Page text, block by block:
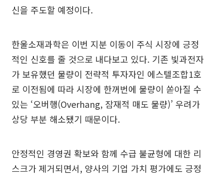
신을 주도할 예정이다.
한울소재과학은 이번 지분 이동이 주식 시장에 긍정
적인 신호를 줄 것으로 내다보고 있다. 기존 빛과전자
가 보유했던 물량이 전략적 투자자인 에스텔조합1호
로 이전됨에 따라 시장에 한꺼번에 물량이 쏟아질 수
있는 ‘오버행(Overhang, 잠재적 매도 물량)’ 우려가
상당 부분 해소됐기 때문이다.
안정적인 경영권 확보와 함께 수급 불균형에 대한 리
스크가 제거되면서, 양사의 기업 가치 평가에도 긍정